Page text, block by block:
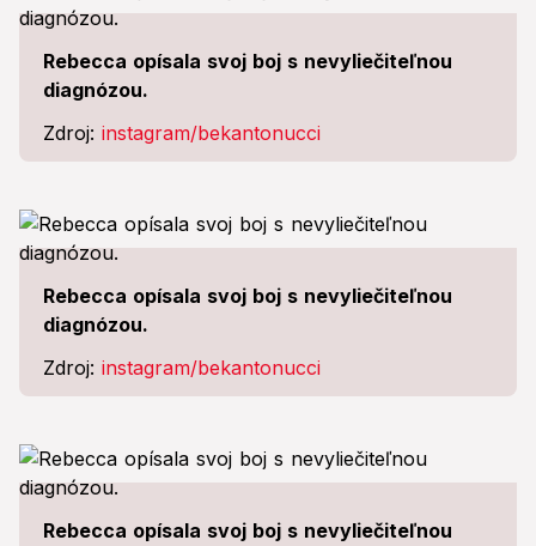
Rebecca opísala svoj boj s nevyliečiteľnou
diagnózou.
Zdroj: instagram/bekantonucci
Rebecca opísala svoj boj s nevyliečiteľnou
diagnózou.
Zdroj: instagram/bekantonucci
Rebecca opísala svoj boj s nevyliečiteľnou